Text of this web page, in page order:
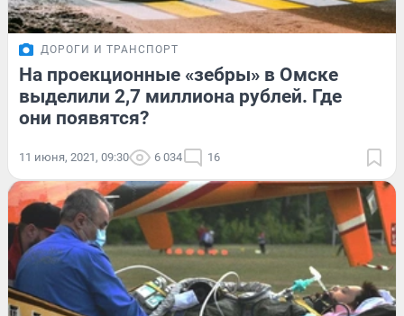
ДОРОГИ И ТРАНСПОРТ
На проекционные «зебры» в Омске
выделили 2,7 миллиона рублей. Где
они появятся?
11 июня, 2021, 09:30 6 034 16